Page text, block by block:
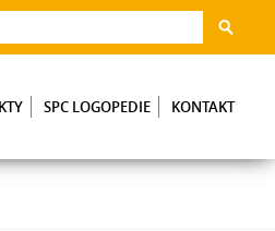
SPC LOGOPEDIE KONTAKT